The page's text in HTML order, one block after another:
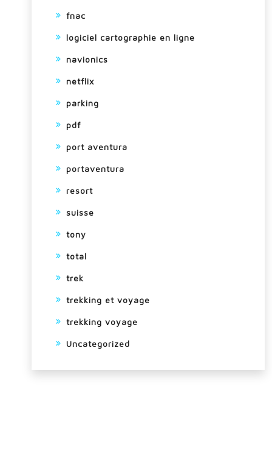
fnac
logiciel cartographie en ligne
navionics
netflix
parking
pdf
port aventura
portaventura
resort
suisse
tony
total
trek
trekking et voyage
trekking voyage
Uncategorized